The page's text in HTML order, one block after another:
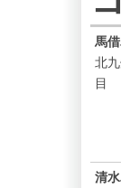
馬
北
目
清